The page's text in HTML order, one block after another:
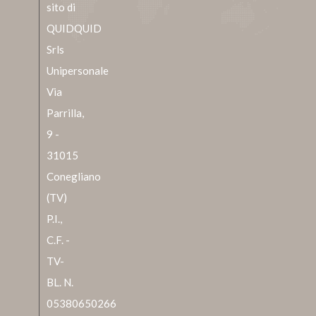
sito di
QUIDQUID
Srls
Unipersonale
Via
Parrilla,
9 -
31015
Conegliano
(TV)
P.I.,
C.F. -
TV-
BL. N.
05380650266